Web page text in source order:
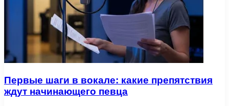
Первые шаги в вокале: какие препятствия
ждут начинающего певца